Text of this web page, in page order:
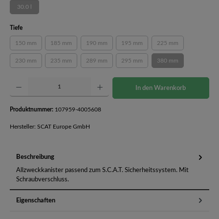
30.0 l(Diese Option ist zurzeit nicht verfügbar.)
Tiefeauswählen
150 mm(Diese Option ist zurzeit nicht verfügbar.)
185 mm(Diese Option ist zurzeit nicht verfügbar.)
190 mm(Diese Option ist zurzeit nicht verfügbar.)
195 mm(Diese Option ist zurzeit nicht
225 mm(Diese Option ist
230 mm(Diese Option ist zurzeit nicht verfügbar.)
235 mm(Diese Option ist zurzeit nicht verfügbar.)
289 mm(Diese Option ist zurzeit nicht verfügbar.)
295 mm(Diese Option ist zurzeit nicht
380 mm(Diese Option ist
Produkt Anzahl: Gib den gewünschten Wert ein oder benutze die Schaltflächen um die
In den Warenkorb
Produktnummer: 107959-4005608
Hersteller: SCAT Europe GmbH
Beschreibung
Allzweckkanister passend zum S.C.A.T. Sicherheitssystem. Mit
Schraubverschluss.
Eigenschaften